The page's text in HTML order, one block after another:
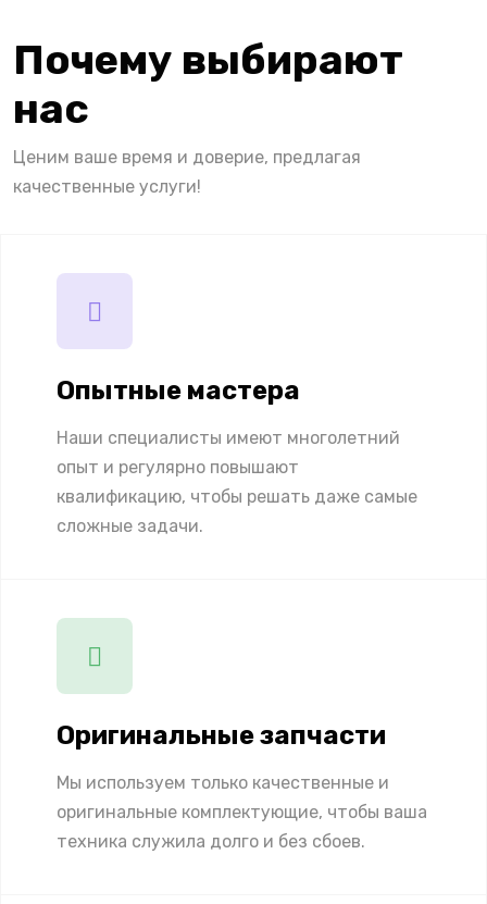
Почему выбирают
нас
Ценим ваше время и доверие, предлагая
качественные услуги!
Опытные мастера
Наши специалисты имеют многолетний
опыт и регулярно повышают
квалификацию, чтобы решать даже самые
сложные задачи.
Оригинальные запчасти
Мы используем только качественные и
оригинальные комплектующие, чтобы ваша
техника служила долго и без сбоев.